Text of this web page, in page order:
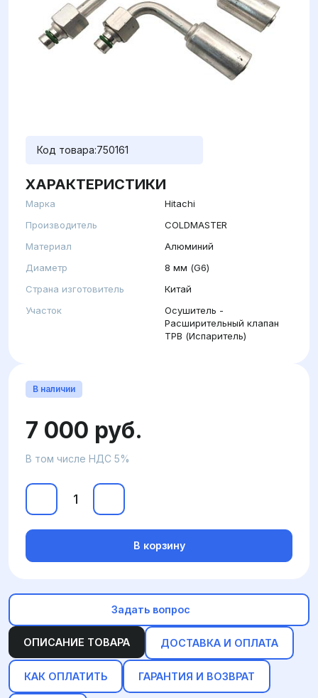
Код товара:750161
ХАРАКТЕРИСТИКИ
Марка
Hitachi
Производитель
COLDMASTER
Материал
Алюминий
Диаметр
8 мм (G6)
Страна изготовитель
Китай
Участок
Осушитель -
Расширительный клапан
ТРВ (Испаритель)
ОПИСАНИЕ ТОВАРА ДОСТАВКА И ОПЛАТА
КАК ОПЛАТИТЬ ГАРАНТИЯ И ВОЗВРАТ
В наличии
7 000 руб.
В том числе НДС 5%
В корзину
Задать вопрос